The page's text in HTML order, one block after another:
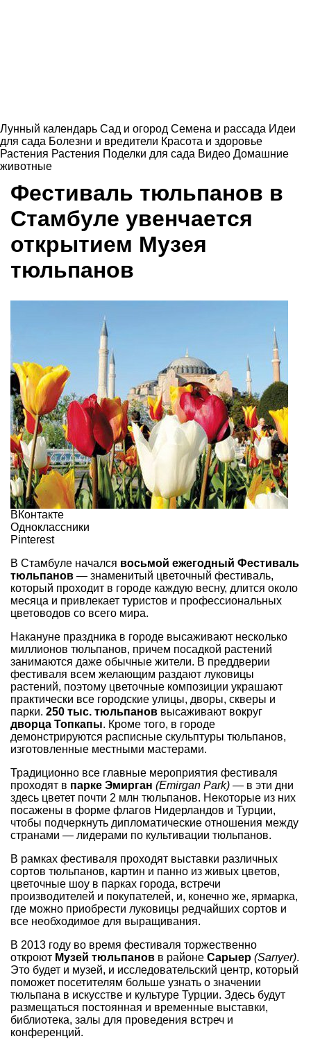
Лунный календарь Сад и огород Семена и рассада Идеи
для сада Болезни и вредители Красота и здоровье
Растения Растения Поделки для сада Видео Домашние
животные
Фестиваль тюльпанов в
Стамбуле увенчается
открытием Музея
тюльпанов
ВКонтакте
Одноклассники
Pinterest
В Стамбуле начался восьмой ежегодный Фестиваль
тюльпанов — знаменитый цветочный фестиваль,
который проходит в городе каждую весну, длится около
месяца и привлекает туристов и профессиональных
цветоводов со всего мира.
Накануне праздника в городе высаживают несколько
миллионов тюльпанов, причем посадкой растений
занимаются даже обычные жители. В преддверии
фестиваля всем желающим раздают луковицы
растений, поэтому цветочные композиции украшают
практически все городские улицы, дворы, скверы и
парки. 250 тыс. тюльпанов высаживают вокруг
дворца Топкапы. Кроме того, в городе
демонстрируются расписные скульптуры тюльпанов,
изготовленные местными мастерами.
Традиционно все главные мероприятия фестиваля
проходят в парке Эмирган (Emirgan Park) — в эти дни
здесь цветет почти 2 млн тюльпанов. Некоторые из них
посажены в форме флагов Нидерландов и Турции,
чтобы подчеркнуть дипломатические отношения между
странами — лидерами по культивации тюльпанов.
В рамках фестиваля проходят выставки различных
сортов тюльпанов, картин и панно из живых цветов,
цветочные шоу в парках города, встречи
производителей и покупателей, и, конечно же, ярмарка,
где можно приобрести луковицы редчайших сортов и
все необходимое для выращивания.
В 2013 году во время фестиваля торжественно
откроют Музей тюльпанов в районе Сарыер (Sarıyer).
Это будет и музей, и исследовательский центр, который
поможет посетителям больше узнать о значении
тюльпана в искусстве и культуре Турции. Здесь будут
размещаться постоянная и временные выставки,
библиотека, залы для проведения встреч и
конференций.